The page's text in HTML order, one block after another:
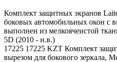
Комплект защитных экранов
боковых автомобильных окон с
выполнен из мелкоячеистой
5D (2010 - н.в.)
17225 17225 KZT Комплект
вырезом для бокового зеркала,